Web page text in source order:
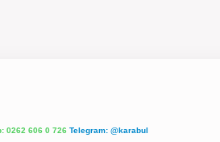
0262 606 0 726 Telegram: @karabul